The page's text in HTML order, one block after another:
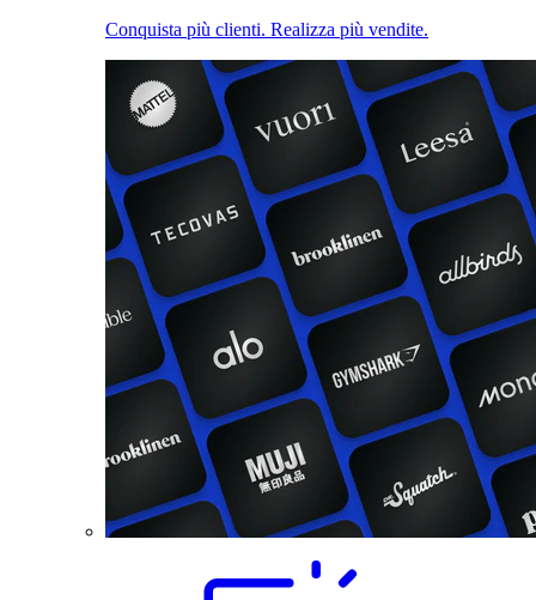
Conquista più clienti. Realizza più vendite.